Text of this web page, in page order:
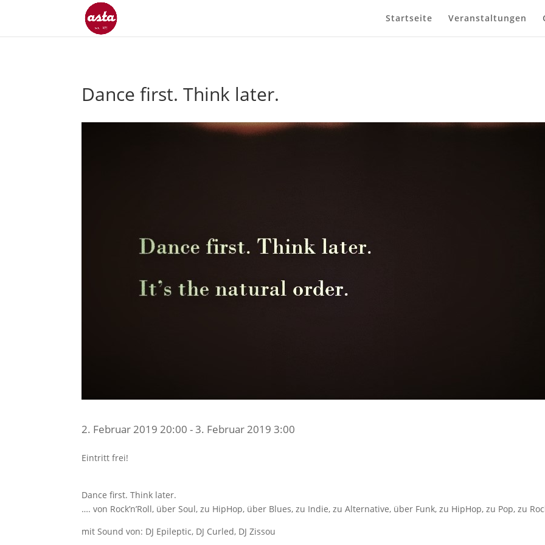
Startseite Veranstaltungen
Dance first. Think later.
2. Februar 2019 20:00 - 3. Februar 2019 3:00
Eintritt frei!
Dance first. Think later.
…. von Rock’n’Roll, über Soul, zu HipHop, über Blues, zu Indie, zu Alternative, über Funk, zu HipHop, zu Pop, zu
mit Sound von: DJ Epileptic, DJ Curled, DJ Zissou